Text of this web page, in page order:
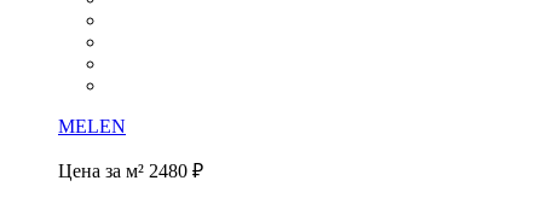
MELEN
Цена за м² 2480 ₽